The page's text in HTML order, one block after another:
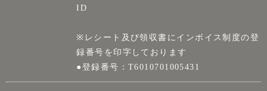
ID
※レシート及び領収書にインボイス制度の登
録番号を印字しております
●登録番号：T6010701005431